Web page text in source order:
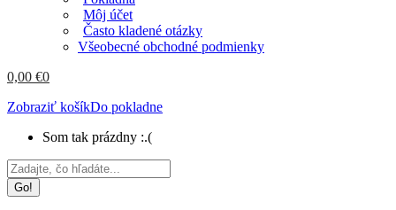
Môj účet
Často kladené otázky
Všeobecné obchodné podmienky
0,00 €0
Zobraziť košíkDo pokladne
Som tak prázdny :.(
Search: